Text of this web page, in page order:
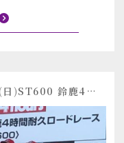
[令和6年(2024年)8月3日(土)4日(日)ST600 鈴鹿4時間耐久ロードレース]